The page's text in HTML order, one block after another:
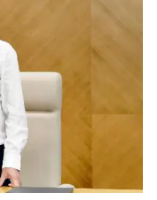
NGHỆ
Góp ý
nghệ (MST)
Hằng
và Công nghệ.